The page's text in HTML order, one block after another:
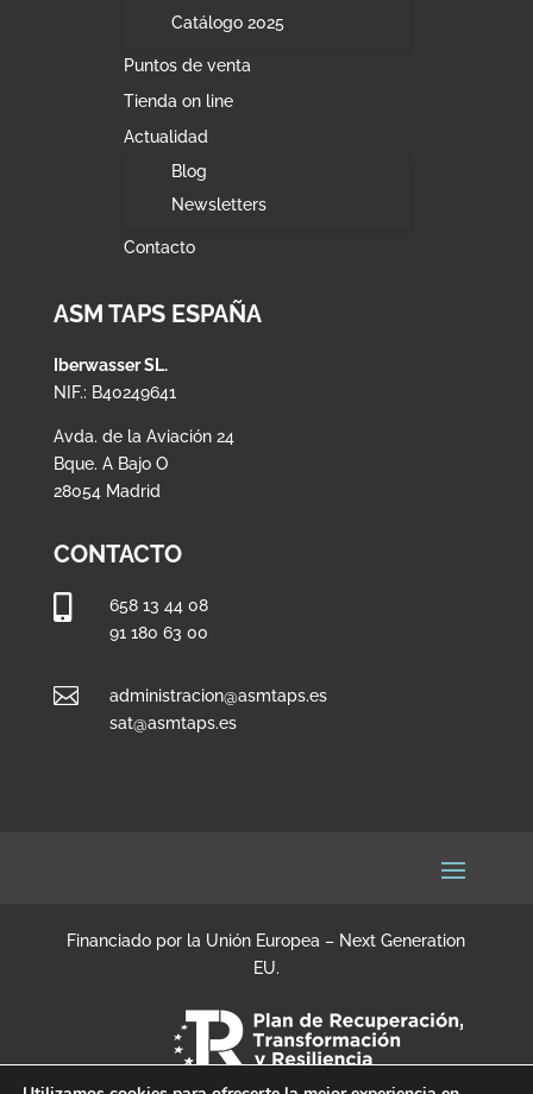
Catálogo 2025
Puntos de venta
Tienda on line
Actualidad
Blog
Newsletters
Contacto
ASM TAPS ESPAÑA
Iberwasser SL.
NIF.: B40249641
Avda. de la Aviación 24
Bque. A Bajo O
28054 Madrid
CONTACTO
658 13 44 08
91 180 63 00

administracion@asmtaps.es
sat@asmtaps.es
Financiado por la Unión Europea – Next Generation
EU.